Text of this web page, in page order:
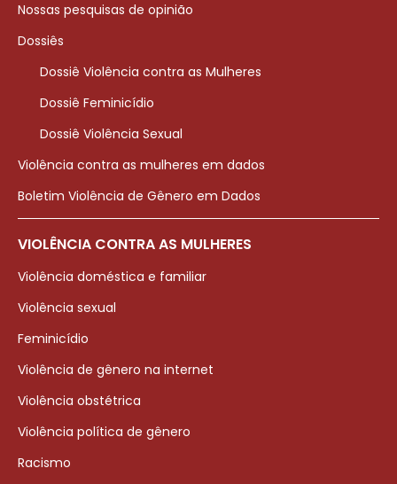
Nossas pesquisas de opinião
Dossiês
Dossiê Violência contra as Mulheres
Dossiê Feminicídio
Dossiê Violência Sexual
Violência contra as mulheres em dados
Boletim Violência de Gênero em Dados
VIOLÊNCIA CONTRA AS MULHERES
Violência doméstica e familiar
Violência sexual
Feminicídio
Violência de gênero na internet
Violência obstétrica
Violência política de gênero
Racismo